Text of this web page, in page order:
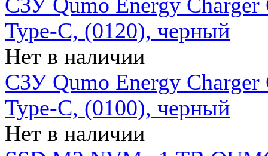
СЗУ Qumo Energy
Type-C, (0120), черный
Нет в наличии
СЗУ Qumo Energy
Type-C, (0100), черный
Нет в наличии